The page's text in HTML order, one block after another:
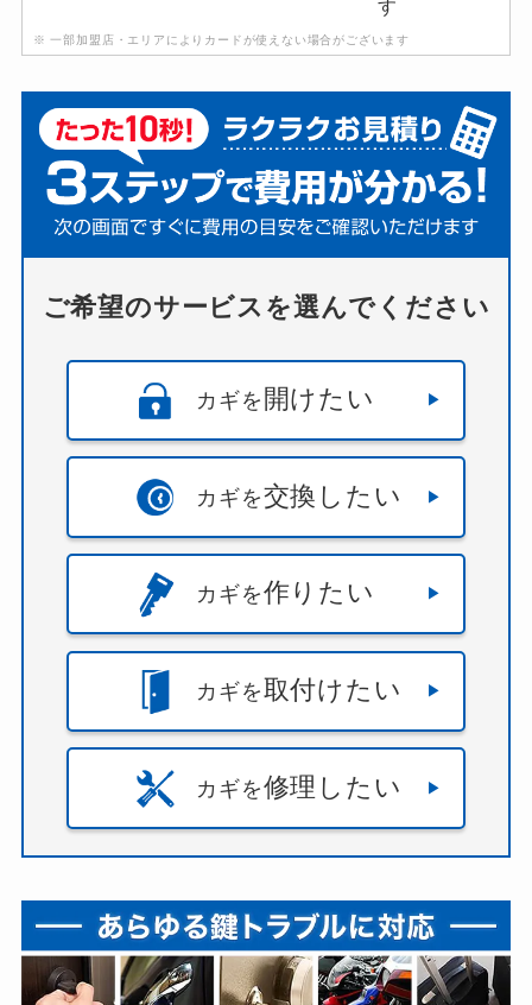
※ 一部加盟店・エリアによりカードが使えない場合がございます
ご希望のサービスを選んでください
カギを 開けたい
カギを交換したい
カギを作りたい
カギを取付けたい
カギを修理したい